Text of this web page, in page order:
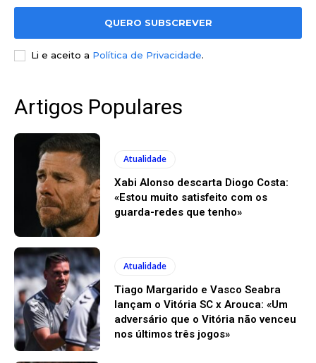
QUERO SUBSCREVER
Li e aceito a Política de Privacidade.
Artigos Populares
Atualidade
Xabi Alonso descarta Diogo Costa:
«Estou muito satisfeito com os
guarda-redes que tenho»
Atualidade
Tiago Margarido e Vasco Seabra
lançam o Vitória SC x Arouca: «Um
adversário que o Vitória não venceu
nos últimos três jogos»